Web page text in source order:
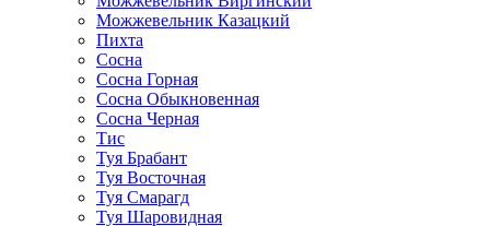
Можжевельник Казацкий
Пихта
Сосна
Сосна Горная
Сосна Обыкновенная
Сосна Черная
Тис
Туя Брабант
Туя Восточная
Туя Смарагд
Туя Шаровидная